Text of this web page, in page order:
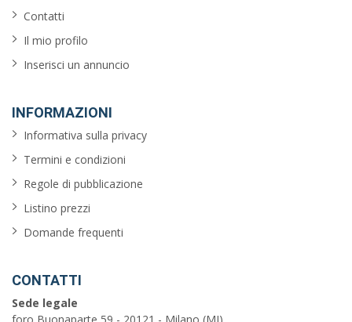
Contatti
Il mio profilo
Inserisci un annuncio
INFORMAZIONI
Informativa sulla privacy
Termini e condizioni
Regole di pubblicazione
Listino prezzi
Domande frequenti
CONTATTI
Sede legale